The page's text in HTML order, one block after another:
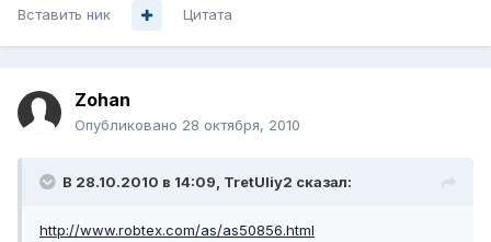
Вставить ник Цитата
Zohan
Опубликовано 28 октября, 2010
В 28.10.2010 в 14:09, TretUliy2 сказал:
http://www.robtex.com/as/as50856.html